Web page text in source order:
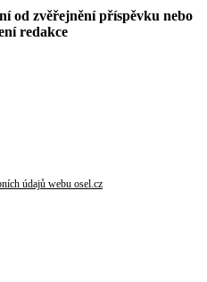
od zvěřejnění příspěvku nebo
redakce
údajů webu osel.cz